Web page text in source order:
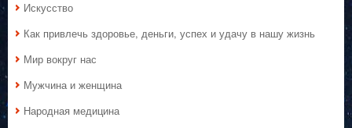
Искусство
Как привлечь здоровье, деньги, успех и удачу в нашу жизнь
Мир вокруг нас
Мужчина и женщина
Народная медицина